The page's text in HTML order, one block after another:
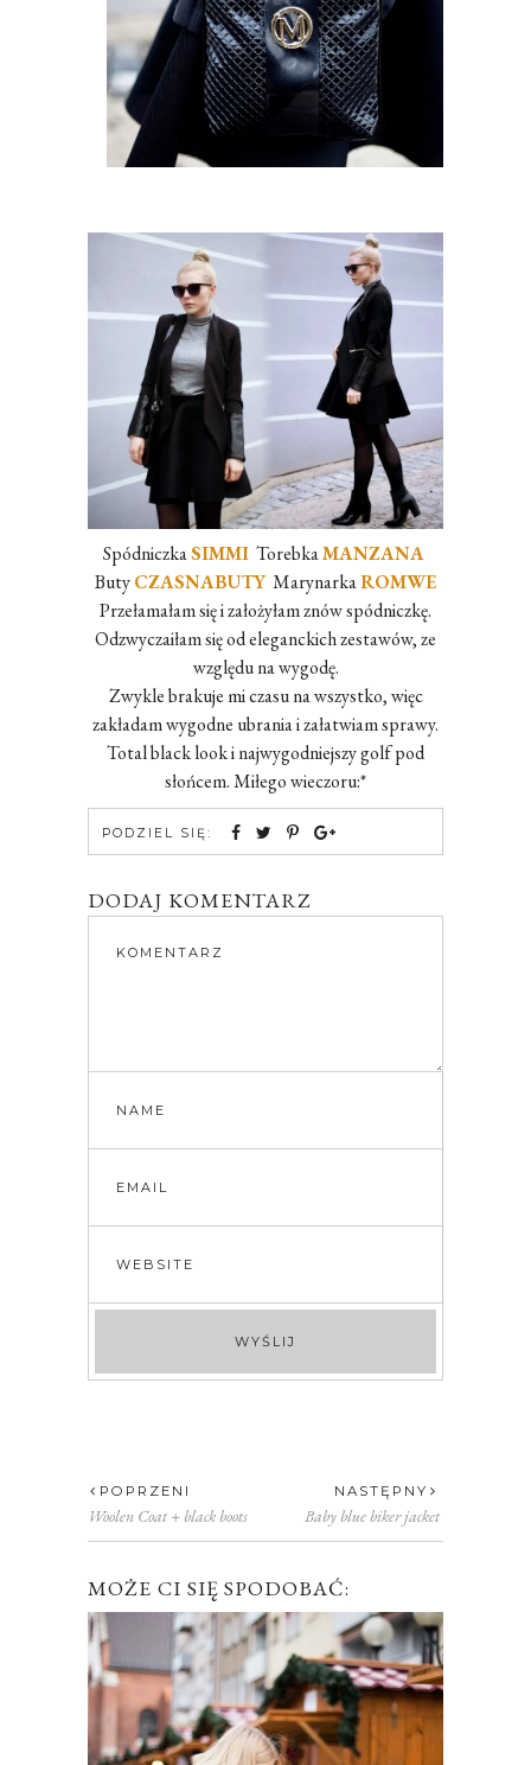
SpódniczkaSIMMI TorebkaMANZANA
ButyCZASNABUTYMarynarkaROMWE
Przełamałam się i założyłam znów spódniczkę.
Odzwyczaiłam się od eleganckich zestawów, ze
względu na wygodę.
Zwykle brakuje mi czasu na wszystko, więc
zakładam wygodne ubrania i załatwiam sprawy.
Total black look i najwygodniejszy golf pod
słońcem. Miłego wieczoru:*
PODZIEL SIĘ:
DODAJ KOMENTARZ
POPRZENI
Woolen Coat + black boots
NASTĘPNY
Baby blue biker jacket
MOŻE CI SIĘ SPODOBAĆ: